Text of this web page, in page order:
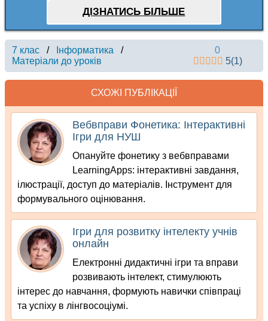
ДІЗНАТИСЬ БІЛЬШЕ
7 клас / Інформатика
/
Матеріали до уроків
0
5(1)
СХОЖІ ПУБЛІКАЦІЇ
Вебвправи Фонетика: Інтерактивні
Ігри для НУШ
Опануйте фонетику з вебвправами
LearningApps: інтерактивні завдання,
ілюстрації, доступ до матеріалів. Інструмент для
формувального оцінювання.
Ігри для розвитку інтелекту учнів
онлайн
Електронні дидактичні ігри та вправи
розвивають інтелект, стимулюють
інтерес до навчання, формують навички співпраці
та успіху в лінгвосоціумі.